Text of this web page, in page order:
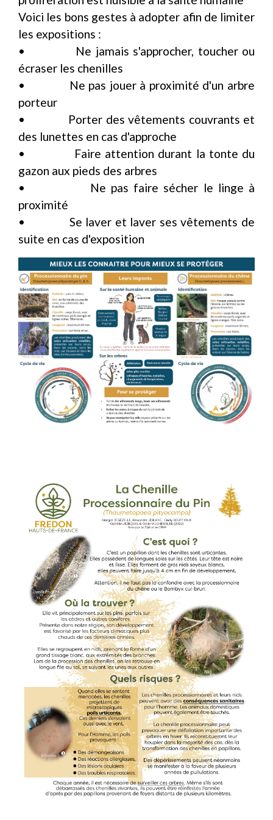
​​​​​​​Voici les bons gestes à adopter afin de limiter
les expositions :
• Ne jamais s'approcher, toucher ou
écraser les chenilles
• Ne pas jouer à proximité d'un arbre
porteur
• Porter des vêtements couvrants et
des lunettes en cas d'approche
• Faire attention durant la tonte du
gazon aux pieds des arbres
• Ne pas faire sécher le linge à
proximité
• Se laver et laver ses vêtements de
suite en cas d'exposition